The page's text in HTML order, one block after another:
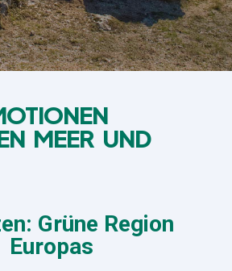
MEER UND
Grüne Region
Europas